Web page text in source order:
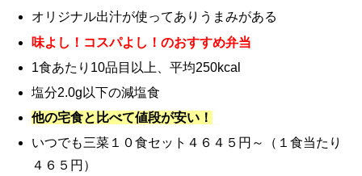
オリジナル出汁が使ってありうまみがある
味よし！コスパよし！のおすすめ弁当
1食あたり10品目以上、平均250kcal
塩分2.0g以下の減塩食
他の宅食と比べて値段が安い！
いつでも三菜１０食セット４６４５円～（１食当たり
４６５円）